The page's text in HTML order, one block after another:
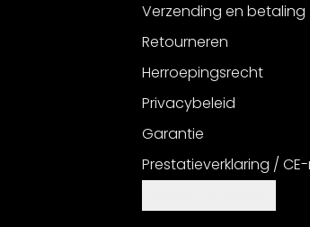
Verzending en betaling
Retourneren
Herroepingsrecht
Privacybeleid
Garantie
Prestatieverklaring /